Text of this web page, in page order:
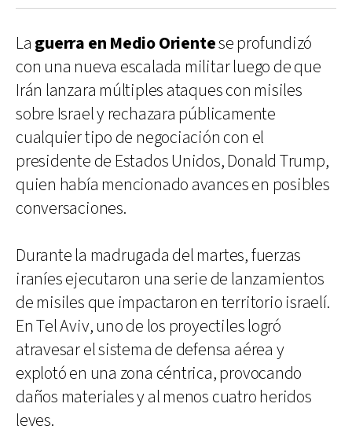
La guerra en Medio Orientese profundizó
con una nueva escalada militar luego de que
Irán lanzara múltiples ataques con misiles
sobre Israel y rechazara públicamente
cualquier tipo de negociación con el
presidente de Estados Unidos, Donald Trump,
quien había mencionado avances en posibles
conversaciones.
Durante la madrugada del martes, fuerzas
iraníes ejecutaron una serie de lanzamientos
de misiles que impactaron en territorio israelí.
En Tel Aviv, uno de los proyectiles logró
atravesar el sistema de defensa aérea y
explotó en una zona céntrica, provocando
daños materiales y al menos cuatro heridos
leves.